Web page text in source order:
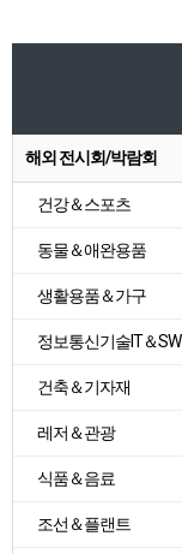
해외 전시회/박람회
건강＆스포츠
동물＆애완용품
생활용품＆가구
정보통신기술IT＆SW
건축＆기자재
레저＆관광
식품＆음료
조선＆플랜트